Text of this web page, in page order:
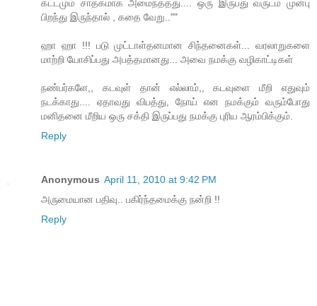
கட்டமும் சாதகமாக அமைந்த்தது.... ஒரு இருபது வருடம் முன்பு
பிறந்து இருந்தால் , கதை வேறு..""
ஹா ஹா !!! படு முட்டாள்தனமான சிந்தனைகள்... வரலாறுகளை
மாற்றி யோசிப்பது அபத்தமானது... அவை நமக்கு வழிகாட்டிகள்
நண்பர்களே,, கடவுள் தான் எல்லாம்,, கடவுளை மீறி எதுவும்
நடக்காது.... ஏதாவது விபத்து, நோய் என நமக்கும் வரும்போது
மனிதனை மீறிய ஒரு சக்தி இருப்பது நமக்கு புரிய ஆரம்பிக்கும்.
Reply
Anonymous April 11, 2010 at 9:42 PM
அருமையான பதிவு.. பகிர்ந்தமைக்கு நன்றி !!
Reply